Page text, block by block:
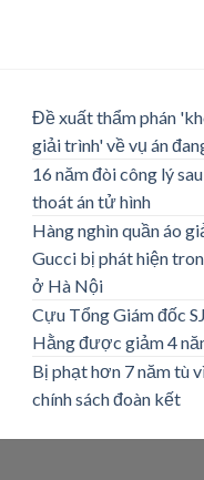
Đề xuất thẩm phán
giải trình' về vụ án
16 năm đòi công lý
thoát án tử hình
Hàng nghìn quần áo
Gucci bị phát hiện
ở Hà Nội
Cựu Tổng Giám đốc
Hằng được giảm 4
Bị phạt hơn 7 năm tù
chính sách đoàn kết